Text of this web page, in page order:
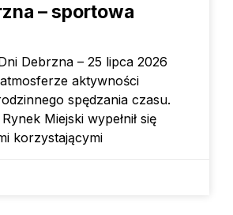
– sportowa
Debrzna – 25 lipca 2026
aktywności
spędzania czasu.
Miejski wypełnił się
korzystającymi